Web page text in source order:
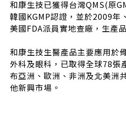
和康生技已獲得台灣QMS(原
韓國KGMP認證，並於2009年
美國FDA派員實地查廠，生產
和康生技生醫產品主要應用於
外科及眼科，已取得全球78張
布亞洲、歐洲、非洲及北美洲
他新興市場。